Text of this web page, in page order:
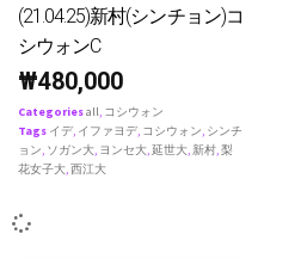
(21.04.25)新村(シンチョン)コ
シウォンC
₩480,000
Categoriesall, コシウォン
Tags イデ, イファヨデ, コシウォン, シンチ
ョン, ソガン大, ヨンセ大,延世大,新村,梨
花女子大,西江大